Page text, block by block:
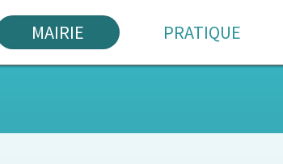
MAIRIE PRATIQUE